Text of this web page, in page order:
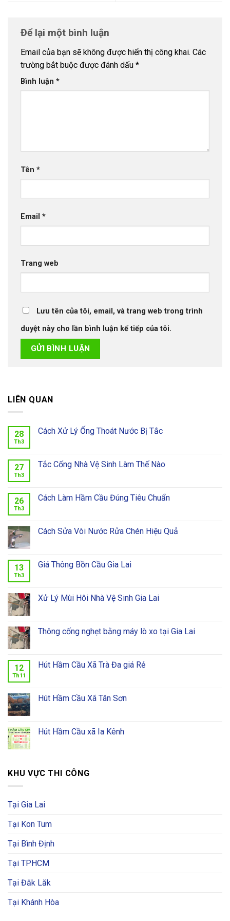
Để lại một bình luận
Email của bạn sẽ không được hiển thị công khai. Các
trường bắt buộc được đánh dấu *
Bình luận *
Tên *
Email *
Trang web
Lưu tên của tôi, email, và trang web trong trình
duyệt này cho lần bình luận kế tiếp của tôi.
LIÊN QUAN
28
Th3
Cách Xử Lý Ống Thoát Nước Bị Tắc
27
Th3
Tắc Cống Nhà Vệ Sinh Làm Thế Nào
26
Th3
Cách Làm Hầm Cầu Đúng Tiêu Chuẩn
Cách Sửa Vòi Nước Rửa Chén Hiệu Quả
13
Th3
Giá Thông Bồn Cầu Gia Lai
Xử Lý Mùi Hôi Nhà Vệ Sinh Gia Lai
Thông cống nghẹt bằng máy lò xo tại Gia Lai
12
Th11
Hút Hầm Cầu Xã Trà Đa giá Rẻ
Hút Hầm Cầu Xã Tân Sơn
Hút Hầm Cầu xã Ia Kênh
KHU VỰC THI CÔNG
Tại Gia Lai
Tại Kon Tum
Tại Bình Định
Tại TPHCM
Tại Đăk Lăk
Tại Khánh Hòa